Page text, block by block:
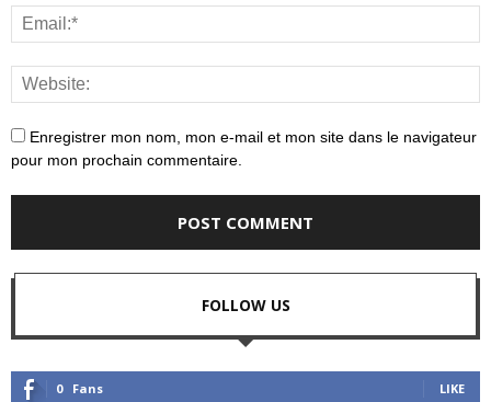
Enregistrer mon nom, mon e-mail et mon site dans le navigateur
pour mon prochain commentaire.
FOLLOW US
0 Fans LIKE